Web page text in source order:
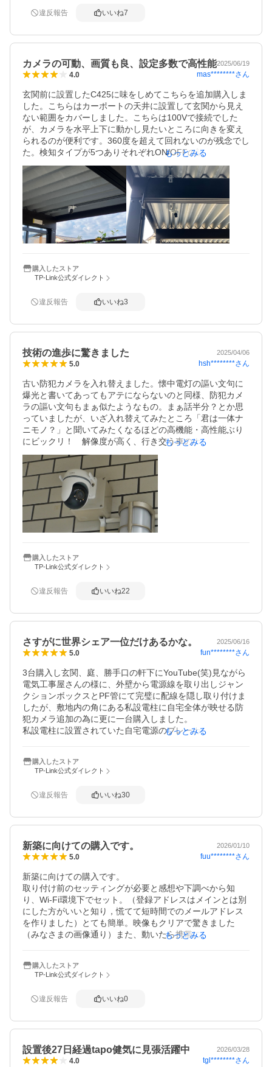
トモードでは全く見えなくなるので常時日中モードにして
1台は屋外玄関前の猫監視用にガラスから1M位離し45度下
で問題なく映ります。
残りの1台は事務所奥から事務所内と玄関前を監視していま
ります。ただし、ガラスに直角に向けると画面が暗くなり3
0度ほど向きを変えるとかなり明るくなるのでその位置で使
用しています。
6台はC200×2台・C210×2台・C230・TC43。
6台接続の影響でレスポンスは非常に悪くなっています。
製品には大満足。
違反報告 いいね7
カメラの可動、画質も良、設定多数で高性能2025/06/19
4.0 mas********さん
玄関前に設置したC425に味をしめてこちらを追加購入しま
した。こちらはカーポートの天井に設置して玄関から見え
ない範囲をカバーしました。こちらは100Vで接続でした
が、カメラを水平上下に動かし見たいところに向きを変え
られるのが便利です。360度を超えて回れないのが残念でし
た。検知タイプが5つありそれぞれON/OFFの設定できるの
で便利です。が、動体検知が風で揺れる植物の葉っぱや、
車の屋根に映った鳥の影にも反応して通知・録画されま
す。結構頻繁に検知します。マスクや自動追尾はまだ試し
てませんが、いずれ試してみようと思います。SDカードは
必須ですね。
画像はC425よりもさらに鮮明なのでしょうが、撮影範囲が
違うためか違いはよく分かりません。
光のない夜間の撮影も大変よく写り、満足です。
カーポートの天井に赤い点ですぐにカメラ位置がバレてし
まうので消灯できれば尚良かった。ステータスLEDのON/O
スマホからのパン/チルトと画像にタイムラグがあり操作が
全体としては満足です。
もっとみる
購入したストア
TP-Link公式ダイレクト
違反報告 いいね3
技術の進歩に驚きました 2025/04/06
5.0 hsh********さん
古い防犯カメラを入れ替えました。懐中電灯の謳い文句に
爆光と書いてあってもアテにならないのと同様、防犯カメ
ラの謳い文句もまぁ似たようなもの。まぁ話半分？とか思
っていましたが、いざ入れ替えてみたところ「君は一体ナ
ニモノ？」と聞いてみたくなるほどの高機能・高性能ぶり
にビックリ！　解像度が高く、行き交う車のナンバーや人
物の表情まで読み取れます。人と車と動物をキチンと識別
し、設定対象のみ自動追尾する能力も凄いです。動体検知
も大変優秀。風が吹いても木の葉が揺れても誤動作なし。
カメラ単体で記録でき運用が楽で消費電力が少ない。特別
な契約や機器を必要とせず、外出先からカメラ映像や過去
の映像までスマホで確認できて、これはもぅ異次元の製品
ですヨ。とにかく驚きの連続でした。カラーナイトビジョ
ンも優秀でしたが、通行人を驚かせるのは嫌なので夜間は
アンテナは水平方向にしています。台座の設計が良く、ボ
ックスに取り付けるとカメラの配線を全く見えなくできま
た。他の防犯カメラも順次置き換えるつもりです。買って
もっとみる
購入したストア
TP-Link公式ダイレクト
違反報告 いいね22
さすがに世界シェア一位だけあるかな。 2025/06/16
5.0 fun********さん
3台購入し玄関、庭、勝手口の軒下にYouTube(笑)見ながら
電気工事屋さんの様に、外壁から電源線を取り出しジャン
クションボックスとPF管にて完璧に配線を隠し取り付けま
したが、敷地内の角にある私設電柱に自宅全体が映せる防
犯カメラ追加の為に更に一台購入しました。
私設電柱に設置されていた自宅電源のブレーカーとメータ
さにtapo を取り付け家全体が映る様にしました。
tapo４台使っての感想ですが、先ず軒下の設置は雨の影響
私設電柱のtapoはある程度の強い雨天時は、動体の感度を1
います。
が忠実に反応します。
夜間の雨と虫、クモの巣には困っています。※昼間は反応
現状強雨時、電柱のtapoは人物のみの設定で追従offで使っ
ています。
設定は動体は1、人物は5、車両はパスで使っています。
もっとみる
購入したストア
TP-Link公式ダイレクト
違反報告 いいね30
新築に向けての購入です。 2026/01/10
5.0 fuu********さん
新築に向けての購入です。
取り付け前のセッティングが必要と感想や下調べから知
り、Wi-Fi環境下でセット。（登録アドレスはメインとは別
にした方がいいと知り，慌てて短時間でのメールアドレス
を作りました）とても簡単。映像もクリアで驚きました
（みなさまの画像通り）また、動いたら携帯に感知のお知
実際の取り付けは今からなのと、アダプターが防水ではな
いためボックスの購入が別で必要なので現在は星４つ。ボ
ます。
ることも色々調べて知りました。諸々クリアするカードを
よければまた防犯カメラを増設する際は利用したいと思い
ます。
もっとみる
購入したストア
TP-Link公式ダイレクト
違反報告 いいね0
設置後27日経過tapo健気に見張活躍中 2026/03/28
4.0 tgl********さん